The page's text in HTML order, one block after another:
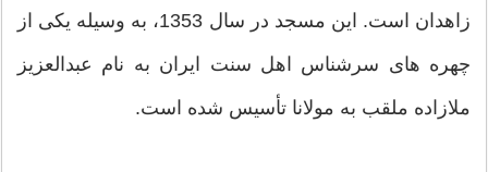
زاهدان است. این مسجد در سال 1353، به وسیله یکی از
چهره های سرشناس اهل سنت ایران به نام عبدالعزیز
ملازاده ملقب به مولانا تأسیس شده است.